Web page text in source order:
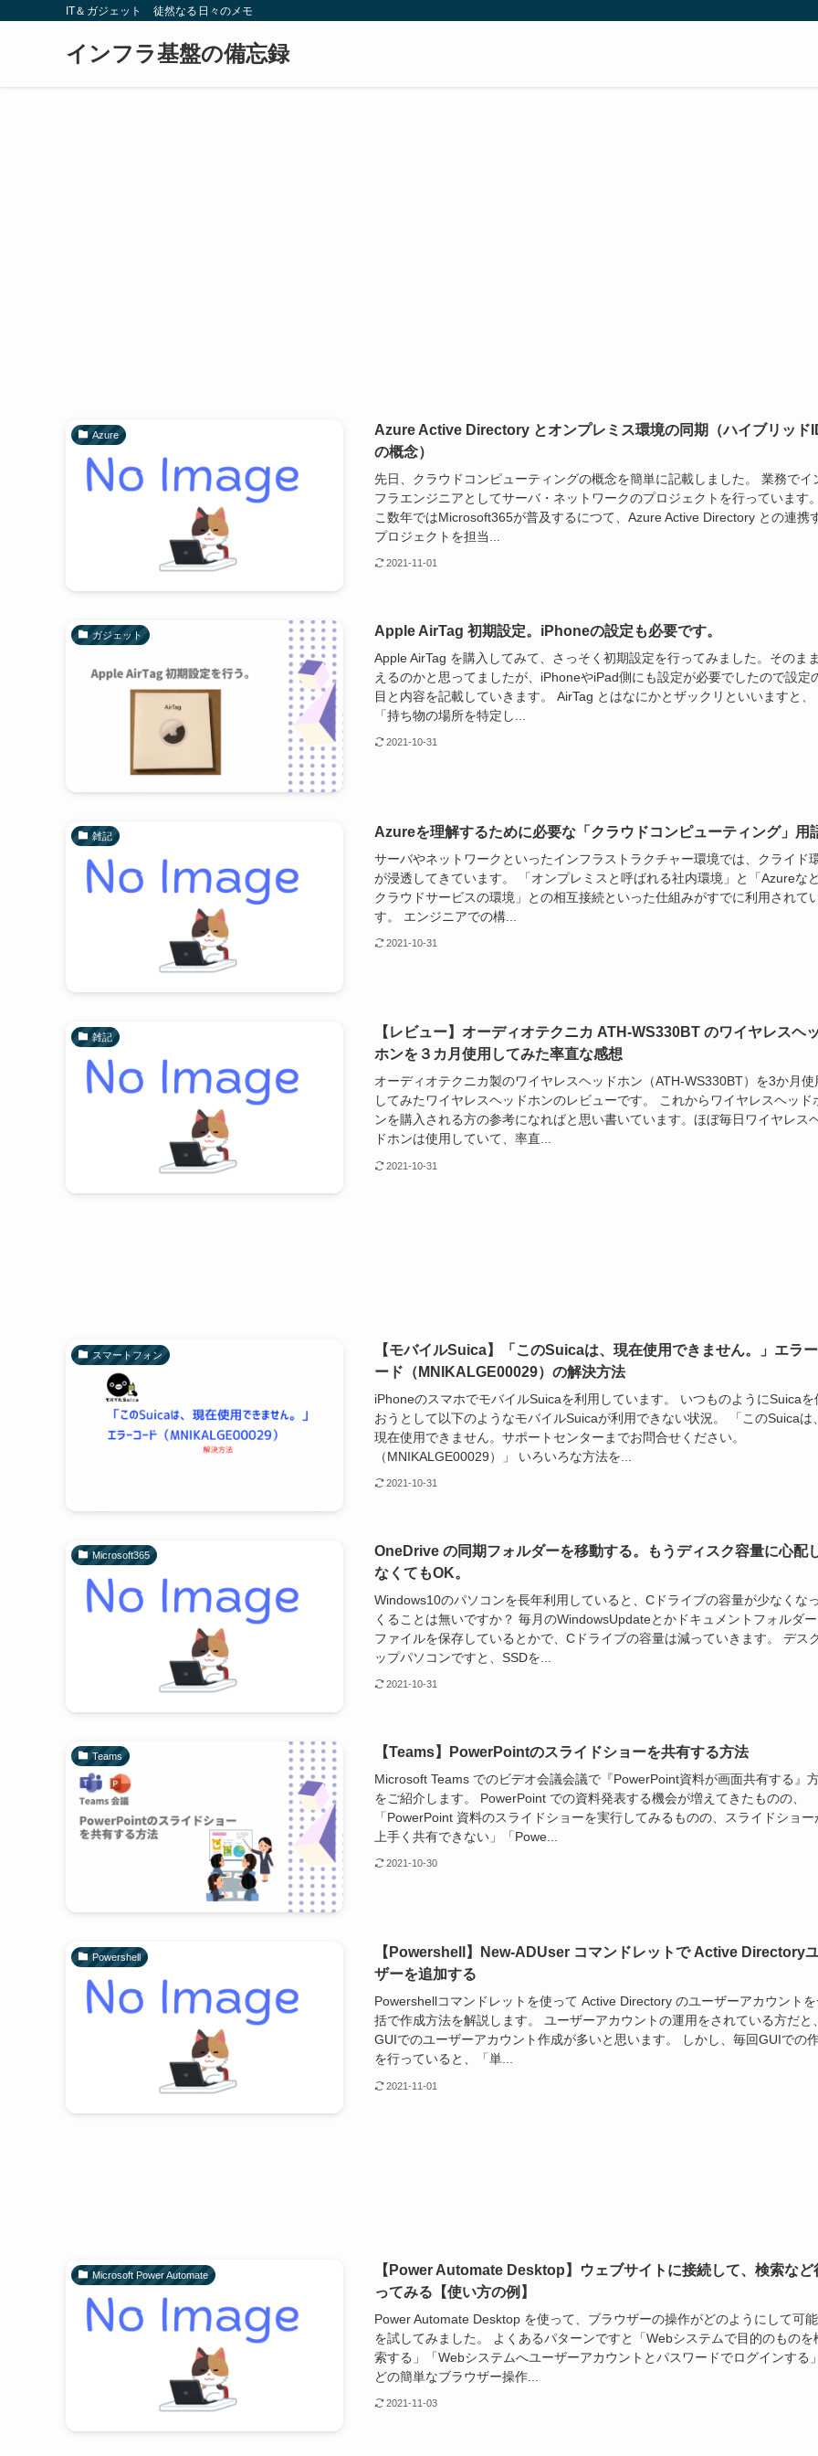
IT＆ガジェット 徒然なる日々のメモ
インフラ基盤の備忘録
Azure
Azure Active Directory とオンプレミス環境の同期（ハイブリッド
の概念）
先日、クラウドコンピューティングの概念を簡単に記載しました。 業務でイ
フラエンジニアとしてサーバ・ネットワークのプロジェクトを行っています
こ数年ではMicrosoft365が普及するにつて、Azure Active Directory との連携
プロジェクトを担当...
2021-11-01
ガジェット Apple AirTag 初期設定。iPhoneの設定も必要です。
Apple AirTag を購入してみて、さっそく初期設定を行ってみました。そのま
えるのかと思ってましたが、iPhoneやiPad側にも設定が必要でしたので設定
目と内容を記載していきます。 AirTag とはなにかとザックリといいますと、
「持ち物の場所を特定し...
2021-10-31
雑記 Azureを理解するために必要な「クラウドコンピューティング」用
サーバやネットワークといったインフラストラクチャー環境では、クライド
が浸透してきています。 「オンプレミスと呼ばれる社内環境」と「Azureな
クラウドサービスの環境」との相互接続といった仕組みがすでに利用されて
す。 エンジニアでの構...
2021-10-31
雑記
【レビュー】オーディオテクニカ ATH-WS330BT のワイヤレスヘ
ホンを３カ月使用してみた率直な感想
オーディオテクニカ製のワイヤレスヘッドホン（ATH-WS330BT）を3か月使
してみたワイヤレスヘッドホンのレビューです。 これからワイヤレスヘッド
ンを購入される方の参考になればと思い書いています。ほぼ毎日ワイヤレス
ドホンは使用していて、率直...
2021-10-31
スマートフォン
【モバイルSuica】「このSuicaは、現在使用できません。」エラ
ード（MNIKALGE00029）の解決方法
iPhoneのスマホでモバイルSuicaを利用しています。 いつものようにSuicaを
おうとして以下のようなモバイルSuicaが利用できない状況。 「このSuicaは、
現在使用できません。サポートセンターまでお問合せください。
（MNIKALGE00029）」 いろいろな方法を...
2021-10-31
Microsoft365
OneDrive の同期フォルダーを移動する。もうディスク容量に心配
なくてもOK。
Windows10のパソコンを長年利用していると、Cドライブの容量が少なくな
くることは無いですか？ 毎月のWindowsUpdateとかドキュメントフォルダー
ファイルを保存しているとかで、Cドライブの容量は減っていきます。 デス
ップパソコンですと、SSDを...
2021-10-31
Teams 【Teams】PowerPointのスライドショーを共有する方法
Microsoft Teams でのビデオ会議会議で『PowerPoint資料が画面共有する』
をご紹介します。 PowerPoint での資料発表する機会が増えてきたものの、
「PowerPoint 資料のスライドショーを実行してみるものの、スライドショー
上手く共有できない」「Powe...
2021-10-30
Powershell
【Powershell】New-ADUser コマンドレットで Active Directory
ザーを追加する
Powershellコマンドレットを使って Active Directory のユーザーアカウント
括で作成方法を解説します。 ユーザーアカウントの運用をされている方だと、
GUIでのユーザーアカウント作成が多いと思います。 しかし、毎回GUIでの
を行っていると、「単...
2021-11-01
Microsoft Power Automate
【Power Automate Desktop】ウェブサイトに接続して、検索など
ってみる【使い方の例】
Power Automate Desktop を使って、ブラウザーの操作がどのようにして可
を試してみました。 よくあるパターンですと「Webシステムで目的のものを
索する」「Webシステムへユーザーアカウントとパスワードでログインする
どの簡単なブラウザー操作...
2021-11-03